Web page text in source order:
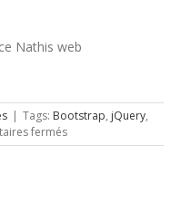
Nathis web
| Tags: Bootstrap, jQuery,
ferméssur
Bijoux